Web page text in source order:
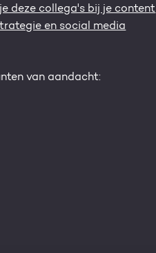
deze collega's bij je content
en social media
van aandacht: